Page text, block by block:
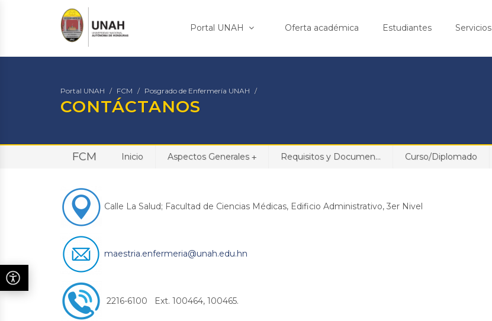
Portal UNAH Oferta académica Estudiantes Servicios
Portal UNAH FCM Posgrado de Enfermería UNAH
CONTÁCTANOS
FCM Inicio +
Aspectos Generales Requisitos y Documen... Curso/Diplomado
Calle La Salud; Facultad de Ciencias Médicas, Edificio Administrativo, 3er Nivel
maestria.enfermeria@unah.edu.hn
2216-6100 Ext. 100464, 100465.